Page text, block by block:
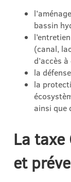
bassin
(canal,
d’accès
la
la
ainsi que
La taxe
et